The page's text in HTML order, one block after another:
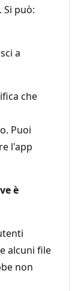
può:
a
che
Puoi
l'app
è
alcuni file
non